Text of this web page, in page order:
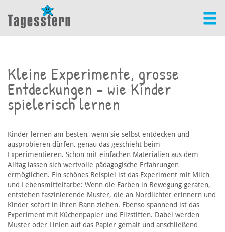
Kleine Experimente, grosse
Entdeckungen – wie Kinder
spielerisch lernen
Kinder lernen am besten, wenn sie selbst entdecken und
ausprobieren dürfen, genau das geschieht beim
Experimentieren. Schon mit einfachen Materialien aus dem
Alltag lassen sich wertvolle pädagogische Erfahrungen
ermöglichen. Ein schönes Beispiel ist das Experiment mit Milch
und Lebensmittelfarbe: Wenn die Farben in Bewegung geraten,
entstehen faszinierende Muster, die an Nordlichter erinnern und
Kinder sofort in ihren Bann ziehen. Ebenso spannend ist das
Experiment mit Küchenpapier und Filzstiften. Dabei werden
Muster oder Linien auf das Papier gemalt und anschließend